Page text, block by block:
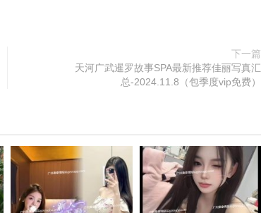
下一篇
天河广武暹罗故事SPA最新推荐佳丽写真汇
总-2024.11.8（包季度vip免费）